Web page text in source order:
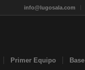
info@lugosala.com
Primer Equipo Base